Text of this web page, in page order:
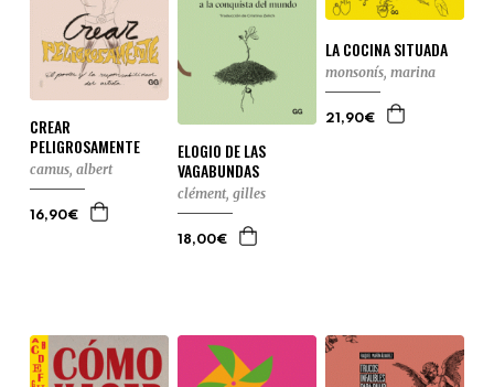
CREAR
PELIGROSAMENTE
camus, albert
16,90€
ELOGIO DE LAS
VAGABUNDAS
clément, gilles
18,00€
LA COCINA SITUADA
monsonís, marina
21,90€